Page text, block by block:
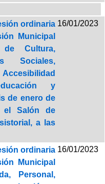
ordinaria
Municipal
Cultura,
Sociales,
y
de enero de
el Salón de
a las
16/01/2023
ordinaria
Municipal
Personal,
16/01/2023